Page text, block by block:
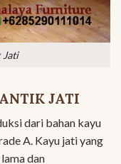
Jati
JATI
dari bahan kayu
A. Kayu jati yang
dan